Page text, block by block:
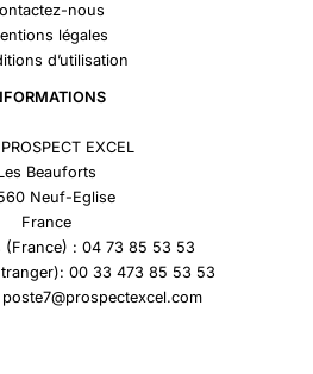
nous
légales
d’utilisation
EXCEL
Beauforts
Neuf-Eglise
France
(France) : 04 73 85 53 53
00 33 473 85 53 53